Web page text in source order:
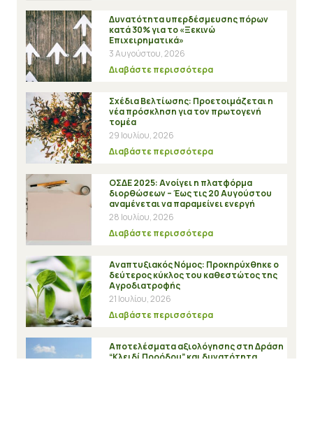
Δυνατότητα υπερδέσμευσης πόρων
κατά 30% για το «Ξεκινώ
Επιχειρηματικά»
3 Αυγούστου, 2026
Διαβάστε περισσότερα
Σχέδια Βελτίωσης: Προετοιμάζεται η
νέα πρόσκληση για τον πρωτογενή
τομέα
29 Ιουλίου, 2026
Διαβάστε περισσότερα
ΟΣΔΕ 2025: Ανοίγει η πλατφόρμα
διορθώσεων – Έως τις 20 Αυγούστου
αναμένεται να παραμείνει ενεργή
28 Ιουλίου, 2026
Διαβάστε περισσότερα
Αναπτυξιακός Νόμος: Προκηρύχθηκε ο
δεύτερος κύκλος του καθεστώτος της
Αγροδιατροφής
21 Ιουλίου, 2026
Διαβάστε περισσότερα
Αποτελέσματα αξιολόγησης στη Δράση
“Κλειδί Προόδου” και δυνατότητα